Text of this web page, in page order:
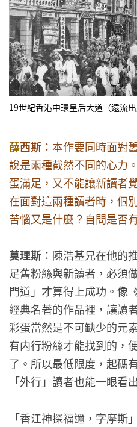
19世紀香港中環皇后大道（遠流出
薛西斯 ：本作要同時面對
說是兩種截然不同的心力
蛋滿足，又不能讓新讀者
在面對這兩種讀者時，個
苦惱又是什麼？自問是否
莫理斯 ：陳浩基兄在他的
足舊粉絲與新讀者，必須
門道」才算得上成功。像
經典名著的作品裡，讓讀
彩蛋當然是不可缺少的元
有内行粉絲才能找到的，
了。所以最低限度，起碼
「外行」讀者也能一眼看
「香江神探福邇，字摩斯